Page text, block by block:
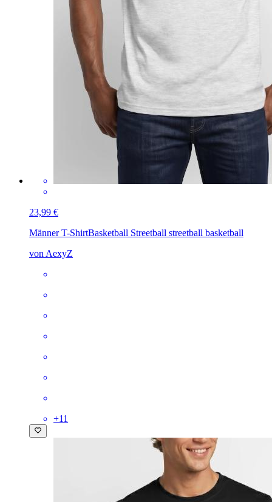
23,99 €
Männer T-ShirtBasketball Streetball streetball basketball
von AexyZ
+11